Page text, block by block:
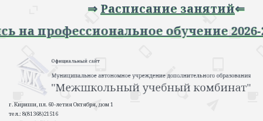
⇒Расписание занятий
на профессиональное обучение
г. Кириши, пл. 60-летия Октября, дом 1
тел.: 8(81368)21516